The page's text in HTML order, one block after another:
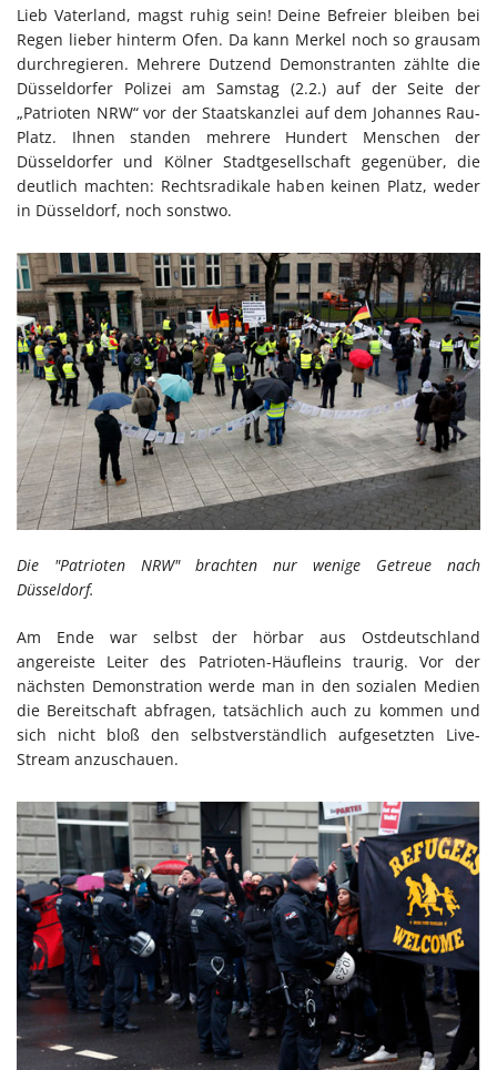
Lieb Vaterland, magst ruhig sein! Deine Befreier bleiben bei
Regen lieber hinterm Ofen. Da kann Merkel noch so grausam
durchregieren. Mehrere Dutzend Demonstranten zählte die
Düsseldorfer Polizei am Samstag (2.2.) auf der Seite der
„Patrioten NRW“ vor der Staatskanzlei auf dem Johannes Rau-
Platz. Ihnen standen mehrere Hundert Menschen der
Düsseldorfer und Kölner Stadtgesellschaft gegenüber, die
deutlich machten: Rechtsradikale haben keinen Platz, weder
in Düsseldorf, noch sonstwo.
Die "Patrioten NRW" brachten nur wenige Getreue nach
Düsseldorf.
Am Ende war selbst der hörbar aus Ostdeutschland
angereiste Leiter des Patrioten-Häufleins traurig. Vor der
nächsten Demonstration werde man in den sozialen Medien
die Bereitschaft abfragen, tatsächlich auch zu kommen und
sich nicht bloß den selbstverständlich aufgesetzten Live-
Stream anzuschauen.